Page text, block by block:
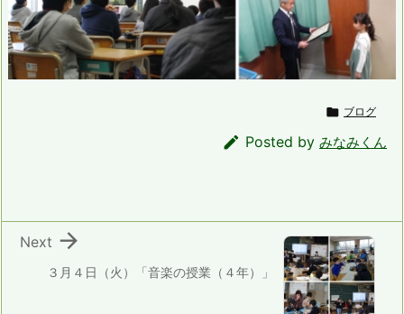
 ブログ
 Posted by みなみくん
３月４日（火）「音楽の授業（４年）」

Next